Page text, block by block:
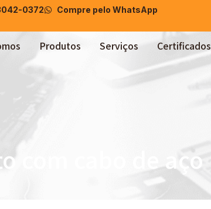
0372 Compre pelo WhatsApp
Produtos Serviços Certificados
com cabo de aço